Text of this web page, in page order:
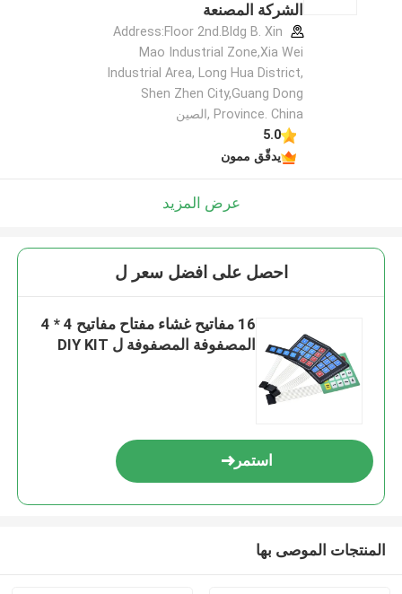
الشركة المصنعة
Address:Floor 2nd.Bldg B. Xin
Mao Industrial Zone,Xia Wei
Industrial Area, Long Hua District,
Shen Zhen City,Guang Dong
Province. China ,الصين
5.0
يدقّق ممون
عرض المزيد
احصل على افضل سعر ل
16 مفاتيح غشاء مفتاح مفاتيح 4 * 4
المصفوفة المصفوفة ل DIY KIT
استمر
المنتجات الموصى بها